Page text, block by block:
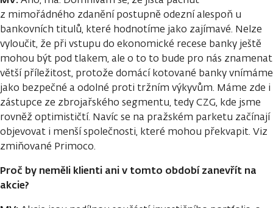
z mimořádného zdanění postupně odezní alespoň u
bankovních titulů, které hodnotíme jako zajímavé. Nelze
vyloučit, že při vstupu do ekonomické recese banky ještě
mohou být pod tlakem, ale o to to bude pro nás znamenat
větší příležitost, protože domácí kotované banky vnímáme
jako bezpečné a odolné proti tržním výkyvům. Máme zde i
zástupce ze zbrojařského segmentu, tedy CZG, kde jsme
rovněž optimističtí. Navíc se na pražském parketu začínají
objevovat i menší společnosti, které mohou překvapit. Viz
zmiňované Primoco.
Proč by neměli klienti ani v tomto období zanevřít na
akcie?